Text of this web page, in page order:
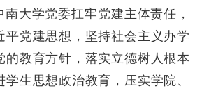
大学党委扛牢党建主体责任，
平党建思想，坚持社会主义办学
的教育方针，落实立德树人根本
生思想政治教育，压实学院、